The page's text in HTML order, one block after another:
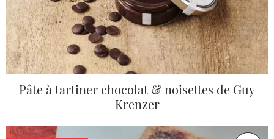
Pâte à tartiner chocolat & noisettes de Guy
Krenzer